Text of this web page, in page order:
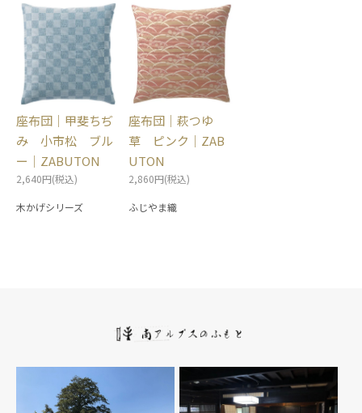
座布団｜甲斐ちぢ
み 小市松 ブル
ー｜ZABUTON
2,640円(税込)
木かげシリーズ
座布団｜萩つゆ
草 ピンク｜ZAB
UTON
2,860円(税込)
ふじやま織